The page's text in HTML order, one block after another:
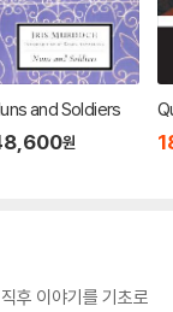
and Soldiers
원
후 이야기를 기초로